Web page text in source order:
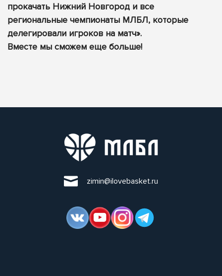
прокачать Нижний Новгород и все
региональные чемпионаты МЛБЛ, которые
делегировали игроков на матч».
Вместе мы сможем еще больше!
zimin@ilovebasket.ru